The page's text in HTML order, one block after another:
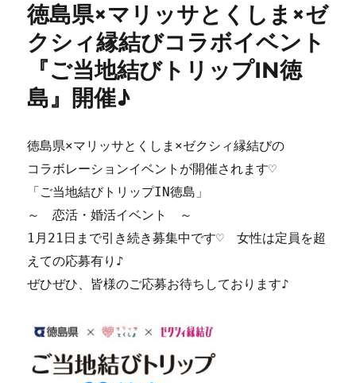
ー
徳島県×マリッサとくしま×ゼ
クシィ縁結びコラボイベント
『ご当地結びトリップIN徳
島』開催♪
徳島県×マリッサとくしま×ゼクシィ縁結びの
コラボレーションイベントが開催されます♡
「ご当地結びトリップIN徳島」
～ 恋活・婚活イベント ～
1月21日まで引き続き募集中です♡ 女性は定員を超
えての応募有り♪
ぜひぜひ、皆様のご応募お待ちしております♪